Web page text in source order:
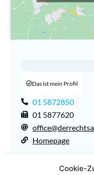
Cookie-
Das ist mein Profil
01 5872850
01 5877620
Homepage